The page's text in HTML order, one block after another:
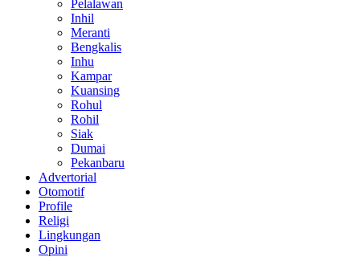
Pelalawan
Inhil
Meranti
Bengkalis
Inhu
Kampar
Kuansing
Rohul
Rohil
Siak
Dumai
Pekanbaru
Advertorial
Otomotif
Profile
Religi
Lingkungan
Opini